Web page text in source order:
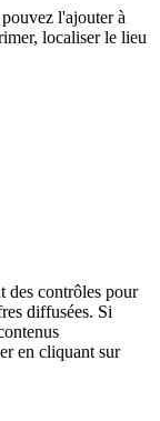
l'ajouter à
localiser le lieu
des contrôles pour
diffusées. Si
en cliquant sur